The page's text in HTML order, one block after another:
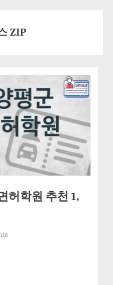
ZIP
허학원 추천 1,